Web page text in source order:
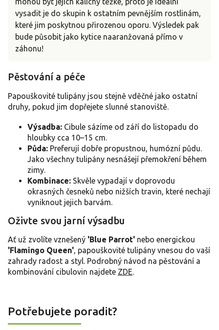
vysadit je do skupin k ostatním pevnějším rostlinám,
které jim poskytnou přirozenou oporu. Výsledek pak
bude působit jako kytice naaranžovaná přímo v
záhonu!
Pěstování a péče
Papouškovité tulipány jsou stejně vděčné jako ostatní
druhy, pokud jim dopřejete slunné stanoviště.
Výsadba: Cibule sázíme od září do listopadu do
hloubky cca 10–15 cm.
Půda: Preferují dobře propustnou, humózní půdu.
Jako všechny tulipány nesnášejí přemokření během
zimy.
Kombinace: Skvěle vypadají v doprovodu
okrasných česneků nebo nižších travin, které nechají
vyniknout jejich barvám.
Oživte svou jarní výsadbu
Ať už zvolíte vznešený 'Blue Parrot' nebo energickou
'Flamingo Queen', papouškovité tulipány vnesou do vaší
zahrady radost a styl. Podrobný návod na pěstování a
kombinování cibulovin najdete ZDE.
Potřebujete poradit?